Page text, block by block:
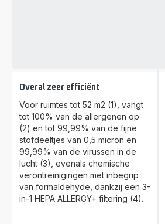
Overal zeer efficiënt
Voor ruimtes tot 52 m2 (1), vangt
tot 100% van de allergenen op
(2) en tot 99,99% van de fijne
stofdeeltjes van 0,5 micron en
99,99% van de virussen in de
lucht (3), evenals chemische
verontreinigingen met inbegrip
van formaldehyde, dankzij een 3-
in-1 HEPA ALLERGY+ filtering (4).